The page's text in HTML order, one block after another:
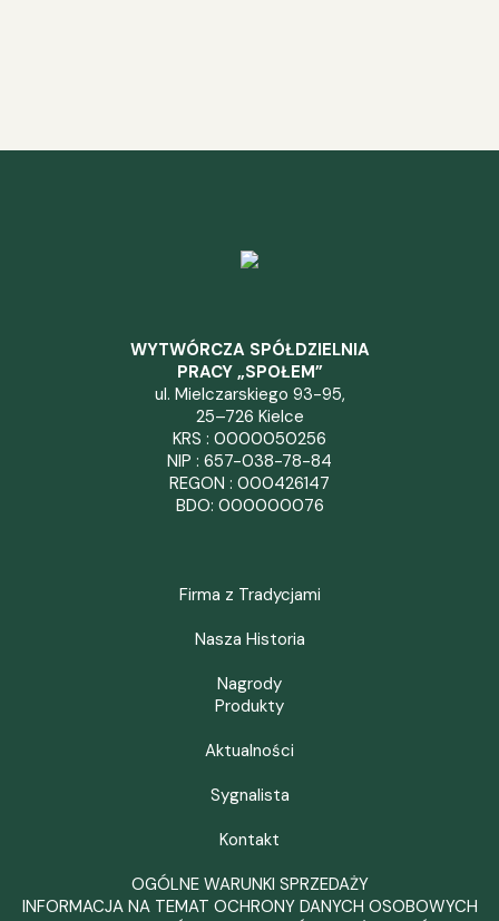
WYTWÓRCZA SPÓŁDZIELNIA
PRACY „SPOŁEM”
ul. Mielczarskiego 93-95,
25–726 Kielce
KRS : 0000050256
NIP : 657-038-78-84
REGON : 000426147
BDO: 000000076
Firma z Tradycjami
Nasza Historia
Nagrody
Produkty
Aktualności
Sygnalista
Kontakt
OGÓLNE WARUNKI SPRZEDAŻY
INFORMACJA NA TEMAT OCHRONY DANYCH OSOBOWYCH